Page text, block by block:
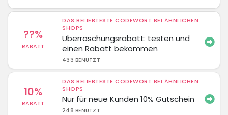
??%
RABATT
DAS BELIEBTESTE CODEWORT BEI ÄHNLICHEN
SHOPS
Überraschungsrabatt: testen und
einen Rabatt bekommen
433 BENUTZT
10%
RABATT
DAS BELIEBTESTE CODEWORT BEI ÄHNLICHEN
SHOPS
Nur für neue Kunden 10% Gutschein
248 BENUTZT